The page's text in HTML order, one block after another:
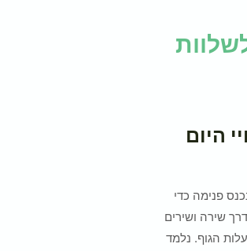
היום
פנימה כדי
שירה ושירים
הגוף. נלמד